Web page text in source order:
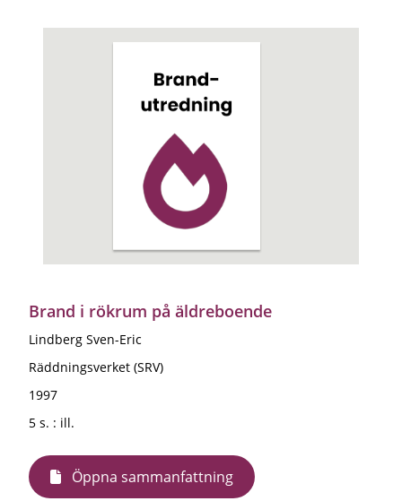
Brand i rökrum på äldreboende
Lindberg Sven-Eric
Räddningsverket (SRV)
1997
5 s. : ill.
Öppna sammanfattning